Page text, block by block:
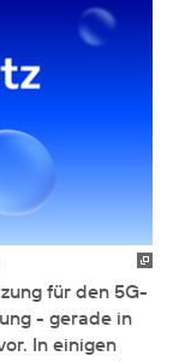
für den 5G-
- gerade in
In einigen